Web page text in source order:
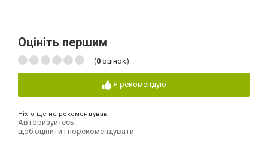
Оцініть першим
(0 оцінок)
Я рекомендую
Ніхто ще не рекомендував
Авторизуйтесь
щоб оцінити і порекомендувати